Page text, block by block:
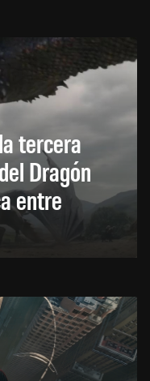
tercera
Dragón
entre